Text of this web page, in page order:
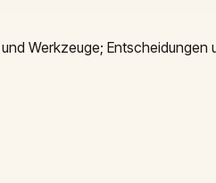
Werkzeuge; Entscheidungen